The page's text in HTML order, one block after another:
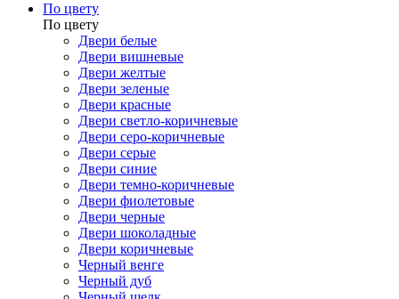
По цвету
По цвету
Двери белые
Двери вишневые
Двери желтые
Двери зеленые
Двери красные
Двери светло-коричневые
Двери серо-коричневые
Двери серые
Двери синие
Двери темно-коричневые
Двери фиолетовые
Двери черные
Двери шоколадные
Двери коричневые
Черный венге
Черный дуб